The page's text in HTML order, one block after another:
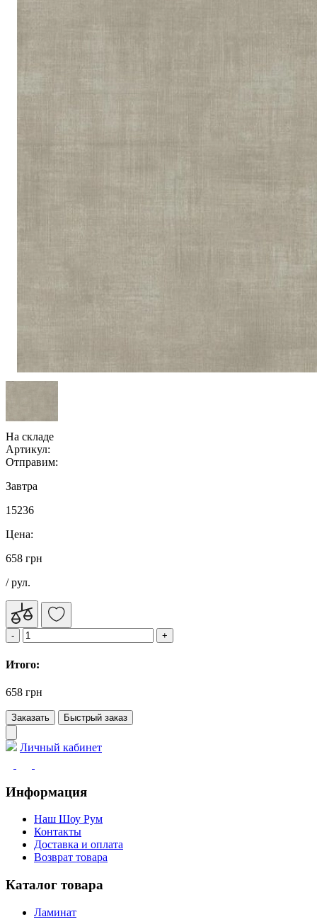
На складе
Артикул:
Отправим:
Завтра
15236
Цена:
658 грн
/ рул.
Итого:
658 грн
Заказать Быстрый заказ
Личный кабинет
Информация
Наш Шоу Рум
Контакты
Доставка и оплата
Возврат товара
Каталог товара
Ламинат